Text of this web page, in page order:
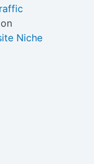
on
Niche